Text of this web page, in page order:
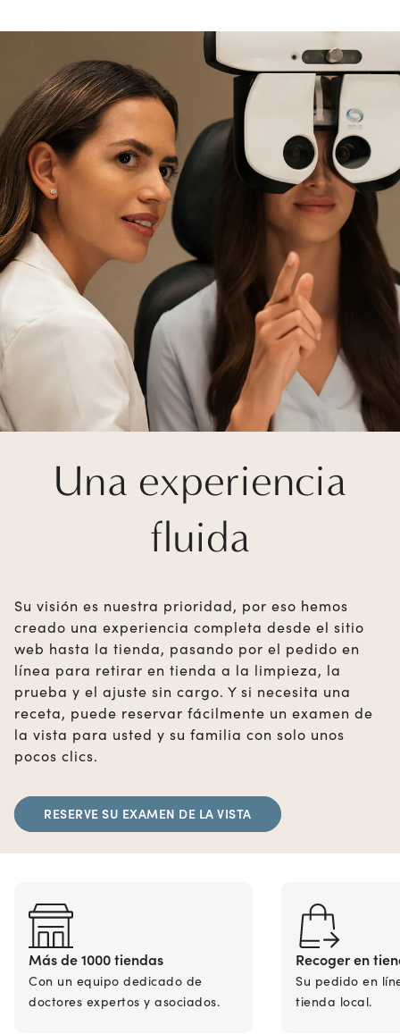
Una experiencia
fluida
Su visión es nuestra prioridad, por eso hemos
creado una experiencia completa desde el sitio
web hasta la tienda, pasando por el pedido en
línea para retirar en tienda a la limpieza, la
prueba y el ajuste sin cargo. Y si necesita una
receta, puede reservar fácilmente un examen de
la vista para usted y su familia con solo unos
pocos clics.
RESERVE SU EXAMEN DE LA VISTA
Más de 1000 tiendas
Con un equipo dedicado de
doctores expertos y asociados.
Recoger en
Su pedido en
tienda local.